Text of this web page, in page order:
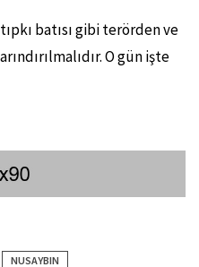
batısı gibi terörden ve
O gün işte
NUSAYBIN